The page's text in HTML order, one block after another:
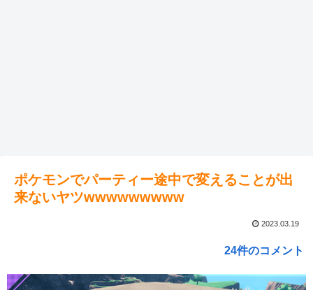
ポケモンでパーティー途中で変えることが出
来ないヤツwwwwwwwww
2023.03.19
24件のコメント